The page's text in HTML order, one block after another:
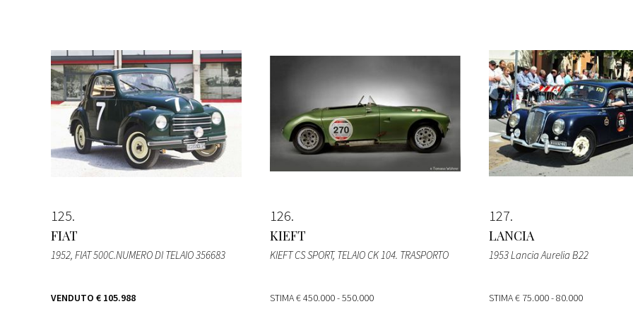
125
FIAT
1952, FIAT 500C.NUMERO DI TELAIO 356683
VENDUTO € 105.988
126
KIEFT
KIEFT CS SPORT, TELAIO CK 104. TRASPORTO
STIMA€ 450.000 - 550.000
127
LANCIA
1953 Lancia Aurelia B22
STIMA€ 75.000 - 80.000